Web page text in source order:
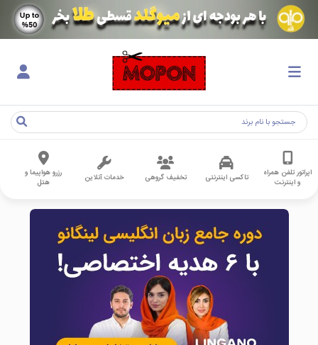
اپراتور تلفن همراه
و اینترنت
تاکسی اینترنتی تخفیف گروهی خدمات آنلاین
رزرو هواپیما و
هتل